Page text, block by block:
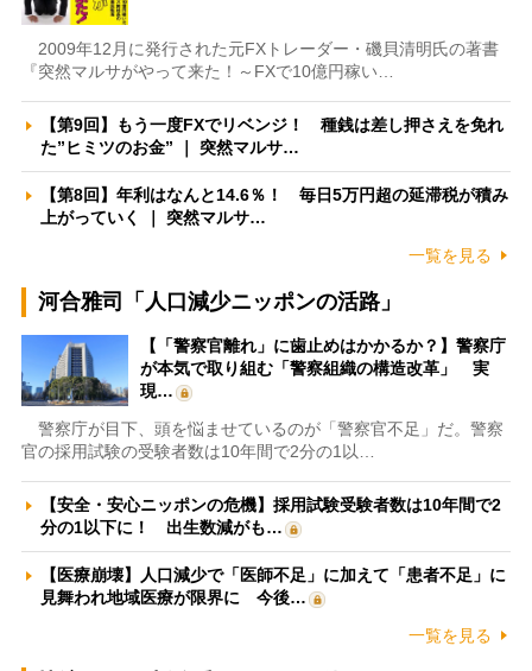
2009年12月に発行された元FXトレーダー・磯貝清明氏の著書
『突然マルサがやって来た！～FXで10億円稼い…
【第9回】もう一度FXでリベンジ！ 種銭は差し押さえを免れ
た”ヒミツのお金” ｜ 突然マルサ…
【第8回】年利はなんと14.6％！ 毎日5万円超の延滞税が積み
上がっていく ｜ 突然マルサ…
一覧を見る
河合雅司「人口減少ニッポンの活路」
【「警察官離れ」に歯止めはかかるか？】警察庁
が本気で取り組む「警察組織の構造改革」 実
現…
警察庁が目下、頭を悩ませているのが「警察官不足」だ。警察
官の採用試験の受験者数は10年間で2分の1以…
【安全・安心ニッポンの危機】採用試験受験者数は10年間で2
分の1以下に！ 出生数減がも…
【医療崩壊】人口減少で「医師不足」に加えて「患者不足」に
見舞われ地域医療が限界に 今後…
一覧を見る